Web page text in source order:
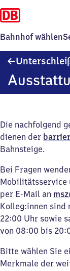
Bahnhof wählen
Die nachfolgend
dienen der
Bahnsteige.
Bei Fragen
Mobilitätsservice
per E-Mail an
Kolleg:innen sind
22:00 Uhr sowie
von 08:00 bis
Bitte wählen Sie
Merkmale der